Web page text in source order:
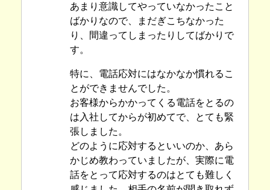
あまり意識してやっていなかったこと
ばかりなので、まだぎこちなかった
り、間違ってしまったりしてばかりで
す。
特に、電話応対にはなかなか慣れるこ
とができませんでした。
お客様からかかってくる電話をとるの
は入社してからが初めてで、とても緊
張しました。
どのように応対するといいのか、あら
かじめ教わっていましたが、実際に電
話をとって応対するのはとても難しく